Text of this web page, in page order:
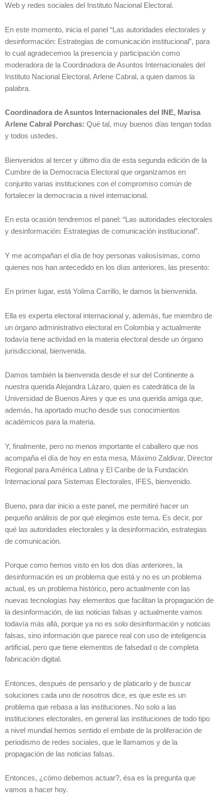
Web y redes sociales del Instituto Nacional Electoral.
En este momento, inicia el panel “Las autoridades electorales y
desinformación: Estrategias de comunicación institucional”, para
lo cual agradecemos la presencia y participación como
moderadora de la Coordinadora de Asuntos Internacionales del
Instituto Nacional Electoral, Arlene Cabral, a quien damos la
palabra.
Coordinadora de Asuntos Internacionales del INE, Marisa
Arlene Cabral Porchas: Qué tal, muy buenos días tengan todas
y todos ustedes.
Bienvenidos al tercer y último día de esta segunda edición de la
Cumbre de la Democracia Electoral que organizamos en
conjunto varias instituciones con el compromiso común de
fortalecer la democracia a nivel internacional.
En esta ocasión tendremos el panel: “Las autoridades electorales
y desinformación: Estrategias de comunicación institucional”.
Y me acompañan el día de hoy personas valiosísimas, como
quienes nos han antecedido en los días anteriores, las presento:
En primer lugar, está Yolima Carrillo, le damos la bienvenida.
Ella es experta electoral internacional y, además, fue miembro de
un órgano administrativo electoral en Colombia y actualmente
todavía tiene actividad en la materia electoral desde un órgano
jurisdiccional, bienvenida.
Damos también la bienvenida desde el sur del Continente a
nuestra querida Alejandra Lázaro, quien es catedrática de la
Universidad de Buenos Aires y que es una querida amiga que,
además, ha aportado mucho desde sus conocimientos
académicos para la materia.
Y, finalmente, pero no menos importante el caballero que nos
acompaña el día de hoy en esta mesa, Máximo Zaldivar, Director
Regional para América Latina y El Caribe de la Fundación
Internacional para Sistemas Electorales, IFES, bienvenido.
Bueno, para dar inicio a este panel, me permitiré hacer un
pequeño análisis de por qué elegimos este tema. Es decir, por
qué las autoridades electorales y la desinformación, estrategias
de comunicación.
Porque como hemos visto en los dos días anteriores, la
desinformación es un problema que está y no es un problema
actual, es un problema histórico, pero actualmente con las
nuevas tecnologías hay elementos que facilitan la propagación de
la desinformación, de las noticias falsas y actualmente vamos
todavía más allá, porque ya no es solo desinformación y noticias
falsas, sino información que parece real con uso de inteligencia
artificial, pero que tiene elementos de falsedad o de completa
fabricación digital.
Entonces, después de pensarlo y de platicarlo y de buscar
soluciones cada uno de nosotros dice, es que este es un
problema que rebasa a las instituciones. No solo a las
instituciones electorales, en general las instituciones de todo tipo
a nivel mundial hemos sentido el embate de la proliferación de
periodismo de redes sociales, que le llamamos y de la
propagación de las noticias falsas.
Entonces, ¿cómo debemos actuar?, ésa es la pregunta que
vamos a hacer hoy.